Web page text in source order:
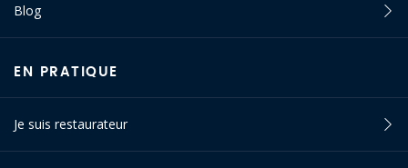
Blog
EN PRATIQUE
Je suis restaurateur